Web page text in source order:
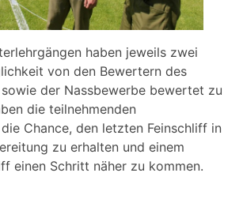
haben jeweils zwei
von den Bewertern des
der Nassbewerbe bewertet zu
die teilnehmenden
Chance, den letzten Feinschliff in
zu erhalten und einem
einen Schritt näher zu kommen.